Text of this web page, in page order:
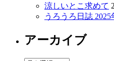
涼しいとこ求めて
うろうろ日誌 2025
アーカイブ